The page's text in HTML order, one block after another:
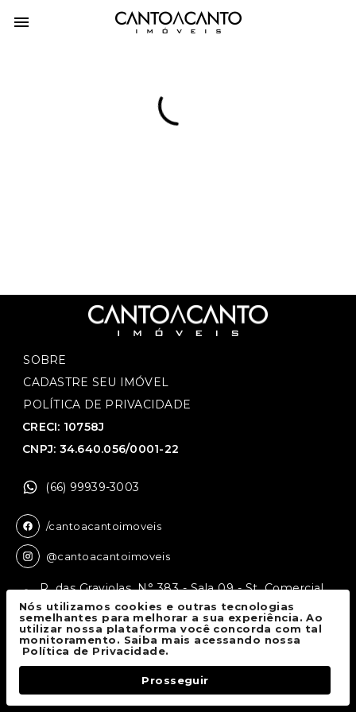
SOBRE
CADASTRE SEU IMÓVEL
POLÍTICA DE PRIVACIDADE
CRECI: 10758J
CNPJ: 34.640.056/0001-22
(66) 99939-3003
/cantoacantoimoveis
@cantoacantoimoveis
R. das Graviolas, N° 383 - Sala 09 - St. Comercial,
Sinop - MT, 78550-136
Canto a Canto Imóveis© 2026.
Todos os direitos reservados.
Nós utilizamos cookies e outras tecnologias
semelhantes para melhorar a sua experiência. Ao
utilizar nossa plataforma você concorda com tal
monitoramento. Saiba mais acessando nossa
Política de Privacidade.
Prosseguir